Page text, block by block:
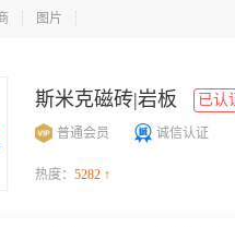
图片
斯米克磁砖|岩板 已认
普通会员 诚信认证
热度： 5282 ↑